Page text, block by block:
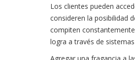
Los clientes pueden
consideren la posibilidad
compiten
logra a través de